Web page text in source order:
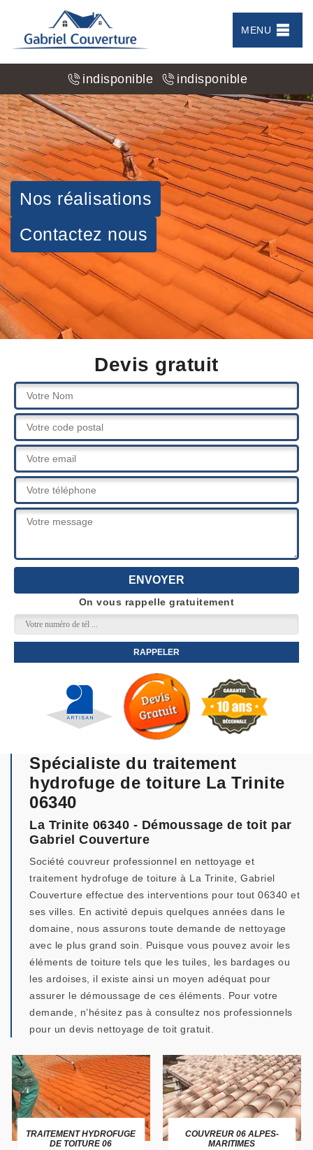
MENU
indisponible indisponible
Nos réalisations
Contactez nous
Devis gratuit
On vous rappelle gratuitement
Spécialiste du traitement
hydrofuge de toiture La Trinite
06340
La Trinite 06340 - Démoussage de toit par
Gabriel Couverture
Société couvreur professionnel en nettoyage et
traitement hydrofuge de toiture à La Trinite, Gabriel
Couverture effectue des interventions pour tout 06340 et
ses villes. En activité depuis quelques années dans le
domaine, nous assurons toute demande de nettoyage
avec le plus grand soin. Puisque vous pouvez avoir les
éléments de toiture tels que les tuiles, les bardages ou
les ardoises, il existe ainsi un moyen adéquat pour
assurer le démoussage de ces éléments. Pour votre
demande, n’hésitez pas à consultez nos professionnels
pour un devis nettoyage de toit gratuit.
TRAITEMENT HYDROFUGE
DE TOITURE 06
COUVREUR 06 ALPES-
MARITIMES